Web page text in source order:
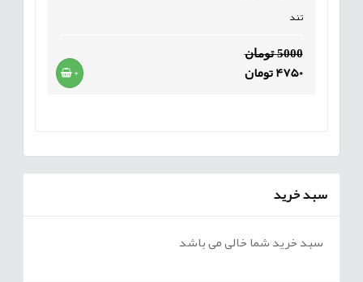
تند
5000 تومان
4750 تومان +
سبد خرید
سبد خرید شما خالی می باشد